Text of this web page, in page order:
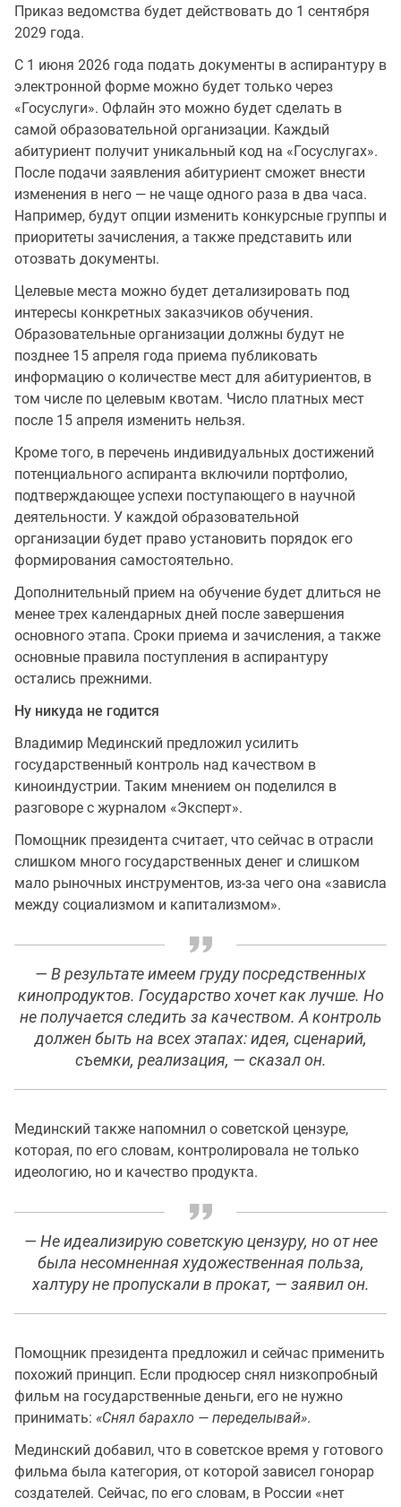
Приказ ведомства будет действовать до 1 сентября
2029 года.
С 1 июня 2026 года подать документы в аспирантуру в
электронной форме можно будет только через
«Госуслуги». Офлайн это можно будет сделать в
самой образовательной организации. Каждый
абитуриент получит уникальный код на «Госуслугах».
После подачи заявления абитуриент сможет внести
изменения в него — не чаще одного раза в два часа.
Например, будут опции изменить конкурсные группы и
приоритеты зачисления, а также представить или
отозвать документы.
Целевые места можно будет детализировать под
интересы конкретных заказчиков обучения.
Образовательные организации должны будут не
позднее 15 апреля года приема публиковать
информацию о количестве мест для абитуриентов, в
том числе по целевым квотам. Число платных мест
после 15 апреля изменить нельзя.
Кроме того, в перечень индивидуальных достижений
потенциального аспиранта включили портфолио,
подтверждающее успехи поступающего в научной
деятельности. У каждой образовательной
организации будет право установить порядок его
формирования самостоятельно.
Дополнительный прием на обучение будет длиться не
менее трех календарных дней после завершения
основного этапа. Сроки приема и зачисления, а также
основные правила поступления в аспирантуру
остались прежними.
Ну никуда не годится
Владимир Мединский предложил усилить
государственный контроль над качеством в
киноиндустрии. Таким мнением он поделился в
разговоре с журналом «Эксперт».
Помощник президента считает, что сейчас в отрасли
слишком много государственных денег и слишком
мало рыночных инструментов, из-за чего она «зависла
между социализмом и капитализмом».
— В результате имеем груду посредственных
кинопродуктов. Государство хочет как лучше. Но
не получается следить за качеством. А контроль
должен быть на всех этапах: идея, сценарий,
съемки, реализация, — сказал он.
Мединский также напомнил о советской цензуре,
которая, по его словам, контролировала не только
идеологию, но и качество продукта.
— Не идеализирую советскую цензуру, но от нее
была несомненная художественная польза,
халтуру не пропускали в прокат, — заявил он.
Помощник президента предложил и сейчас применить
похожий принцип. Если продюсер снял низкопробный
фильм на государственные деньги, его не нужно
принимать: «Снял барахло — переделывай».
Мединский добавил, что в советское время у готового
фильма была категория, от которой зависел гонорар
создателей. Сейчас, по его словам, в России «нет